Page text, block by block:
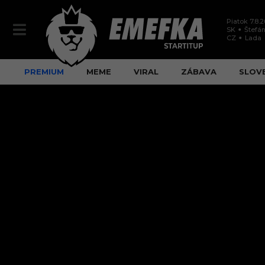
Piatok
SK
CZ
Lada
PREMIUM MEME VIRAL ZÁBAVA